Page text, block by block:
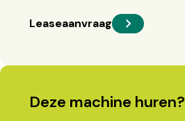
Leaseaanvraag
Deze machine huren?